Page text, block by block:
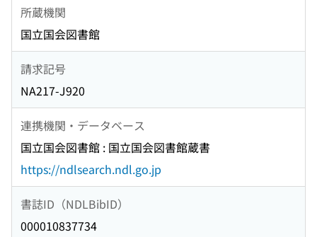
所蔵機関
国立国会図書館
請求記号
NA217-J920
連携機関・データベース
国立国会図書館 : 国立国会図書館蔵書
https://ndlsearch.ndl.go.jp
書誌ID（NDLBibID）
000010837734